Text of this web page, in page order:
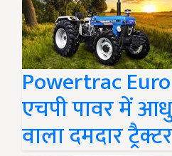
Powertrac
एचपी पावर में
वाला दमदार ट्रैक्टर